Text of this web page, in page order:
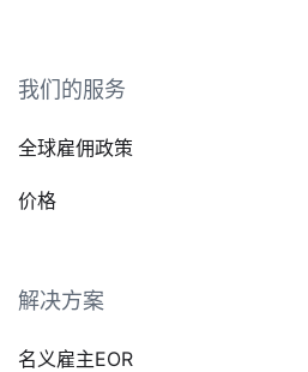
我们的服务
全球雇佣政策
价格
解决方案
名义雇主EOR